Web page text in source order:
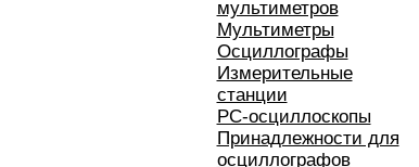
мультиметров
Мультиметры
Осциллографы
Измерительные
станции
РС-осциллоскопы
Принадлежности для
осциллографов